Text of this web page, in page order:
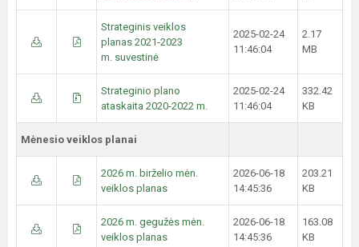
Strateginis veiklos
planas 2021-2023
m. suvestinė
2025-02-24
11:46:04
2.17
MB
Strateginio plano
ataskaita 2020-2022 m.
2025-02-24
11:46:04
332.42
KB
Mėnesio veiklos planai
2026 m. birželio mėn.
veiklos planas
2026-06-18
14:45:36
203.21
KB
2026 m. gegužės mėn.
veiklos planas
2026-06-18
14:45:36
163.08
KB